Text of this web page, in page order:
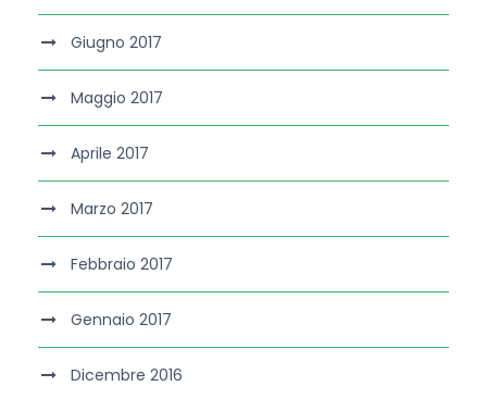
Giugno 2017
Maggio 2017
Aprile 2017
Marzo 2017
Febbraio 2017
Gennaio 2017
Dicembre 2016